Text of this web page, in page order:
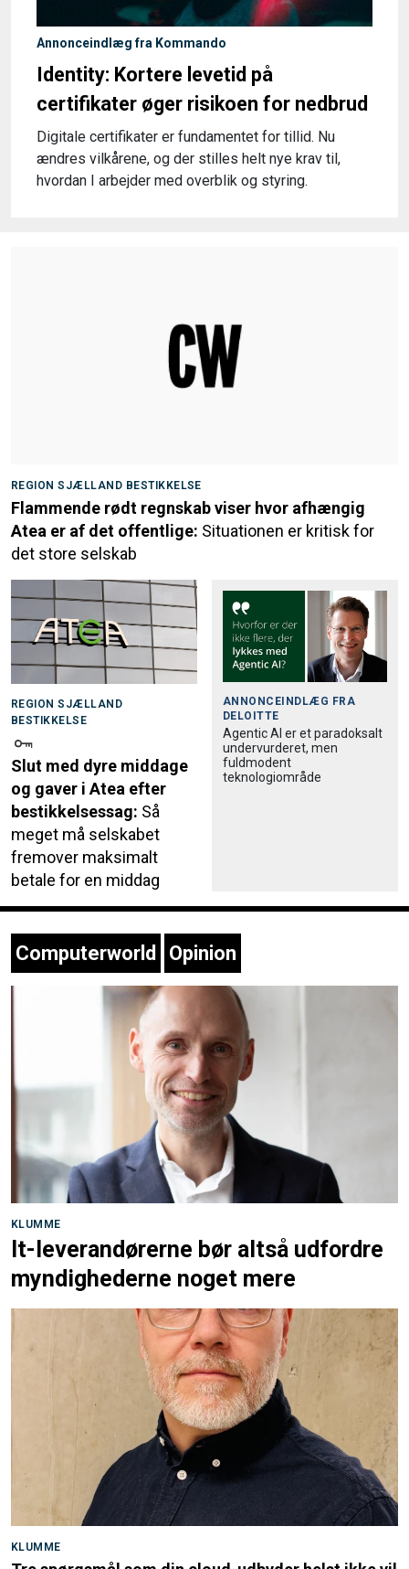
Annonceindlæg fra Kommando
Identity: Kortere levetid på
certifikater øger risikoen for nedbrud
Digitale certifikater er fundamentet for tillid. Nu
ændres vilkårene, og der stilles helt nye krav til,
hvordan I arbejder med overblik og styring.
REGION SJÆLLAND BESTIKKELSE
Flammende rødt regnskab viser hvor afhængig
Atea er af det offentlige: Situationen er kritisk for
det store selskab
REGION SJÆLLAND
BESTIKKELSE
Slut med dyre middage
og gaver i Atea efter
bestikkelsessag: Så
meget må selskabet
fremover maksimalt
betale for en middag
ANNONCEINDLÆG FRA
DELOITTE
Agentic AI er et paradoksalt
undervurderet, men
fuldmodent
teknologiområde
Computerworld Opinion
KLUMME
It-leverandørerne bør altså udfordre
myndighederne noget mere
KLUMME